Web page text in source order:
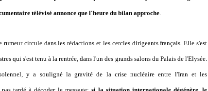
télévisé annonce que l'heure du bilan approche.
circule dans les rédactions et les cercles dirigeants français. Elle s'est
qui s'est tenu à la rentrée, dans l'un des grands salons du Palais de l'Elysée.
solennel, y a souligné la gravité de la crise nucléaire entre l'Iran et les